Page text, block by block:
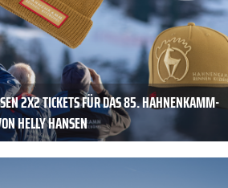
2X2 TICKETS FÜR DAS 85. HAHNENKAMM-
HELLY HANSEN